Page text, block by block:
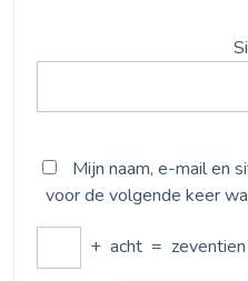
Mijn naam, e-mail en
voor de volgende keer
+ acht = zeventien